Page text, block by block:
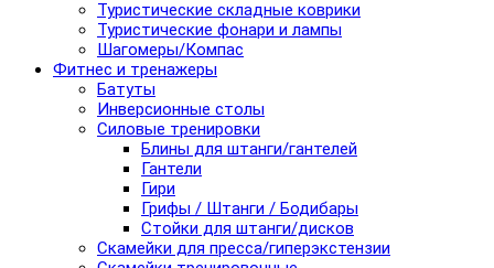
Туристические складные коврики
Туристические фонари и лампы
Шагомеры/Компас
Фитнес и тренажеры
Батуты
Инверсионные столы
Силовые тренировки
Блины для штанги/гантелей
Гантели
Гири
Грифы / Штанги / Бодибары
Стойки для штанги/дисков
Скамейки для пресса/гиперэкстензии